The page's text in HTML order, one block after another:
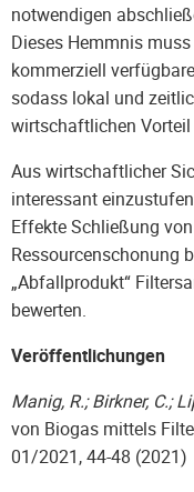
notwendigen
Dieses Hemmnis
kommerziell
sodass lokal und
wirtschaftlichen Vorteil
Aus wirtschaftlicher
interessant
Effekte Schließung
Ressourcenschonung
„Abfallprodukt“
bewerten.
Veröffentlichungen
Manig, R.; Birkner, C.;
von Biogas mittels
01/2021, 44-48 (2021)